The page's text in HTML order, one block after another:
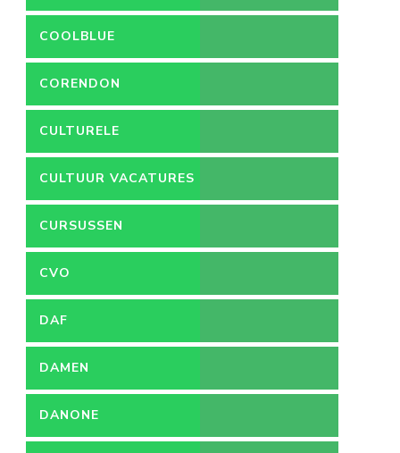
COOLBLUE
CORENDON
CULTURELE
VACATURES
CULTUUR VACATURES
CURSUSSEN
CVO
DAF
DAMEN
DANONE